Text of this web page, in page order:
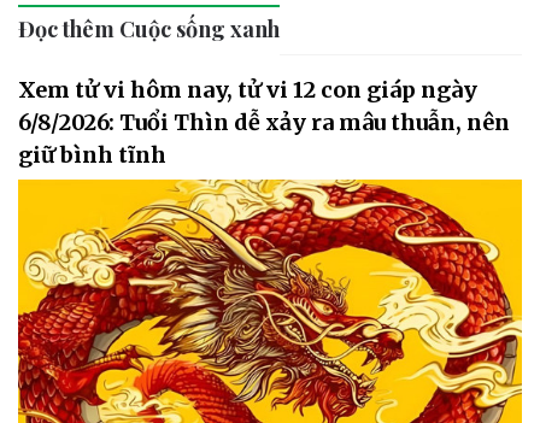
Đọc thêm Cuộc sống xanh
Xem tử vi hôm nay, tử vi 12 con giáp ngày
6/8/2026: Tuổi Thìn dễ xảy ra mâu thuẫn, nên
giữ bình tĩnh